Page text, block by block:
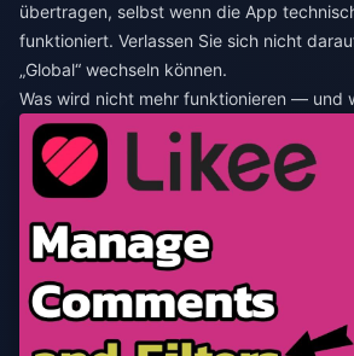
übertragen, selbst wenn die App
funktioniert. Verlassen Sie sich nicht
„Global“ wechseln können.
Was wird nicht mehr funktionieren — und